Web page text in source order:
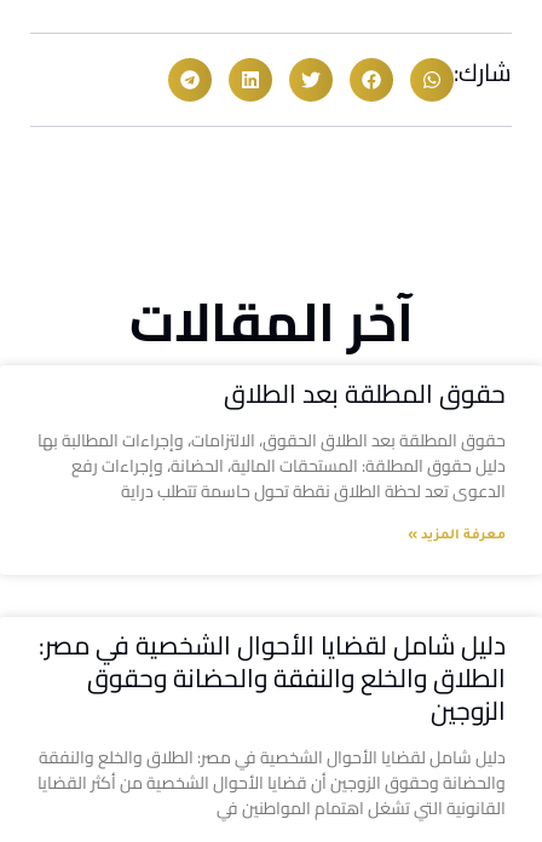
شارك:
آخر المقالات
حقوق المطلقة بعد الطلاق
حقوق المطلقة بعد الطلاق الحقوق، الالتزامات، وإجراءات المطالبة بها
دليل حقوق المطلقة: المستحقات المالية، الحضانة، وإجراءات رفع
الدعوى تعد لحظة الطلاق نقطة تحول حاسمة تتطلب دراية
معرفة المزيد »
دليل شامل لقضايا الأحوال الشخصية في مصر:
الطلاق والخلع والنفقة والحضانة وحقوق
الزوجين
دليل شامل لقضايا الأحوال الشخصية في مصر: الطلاق والخلع والنفقة
والحضانة وحقوق الزوجين أن قضايا الأحوال الشخصية من أكثر القضايا
القانونية التي تشغل اهتمام المواطنين في